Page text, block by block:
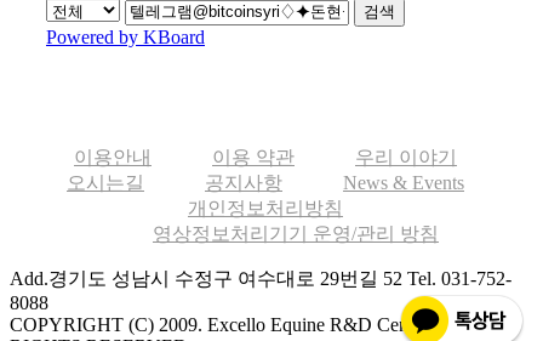
검색
Powered by KBoard
이용안내 이용 약관
우리 이야기
오시는길
공지사항
News & Events
개인정보처리방침
영상정보처리기기 운영/관리 방침
Add.경기도 성남시 수정구 여수대로 29번길 52 Tel. 031-752-
8088
COPYRIGHT (C) 2009. Excello Equine R&D Center ALL